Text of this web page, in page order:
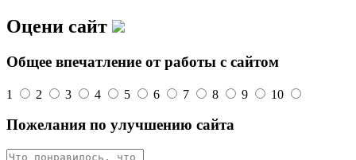
Оцени сайт
Общее впечатление от работы с сайтом
1 2 3 4 5 6 7 8 9 10
Пожелания по улучшению сайта